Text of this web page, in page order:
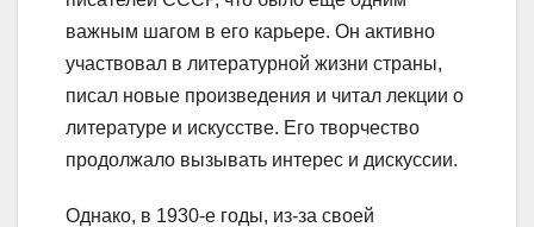
важным шагом в его карьере. Он активно
участвовал в литературной жизни страны,
писал новые произведения и читал лекции о
литературе и искусстве. Его творчество
продолжало вызывать интерес и дискуссии.
Однако, в 1930-е годы, из-за своей